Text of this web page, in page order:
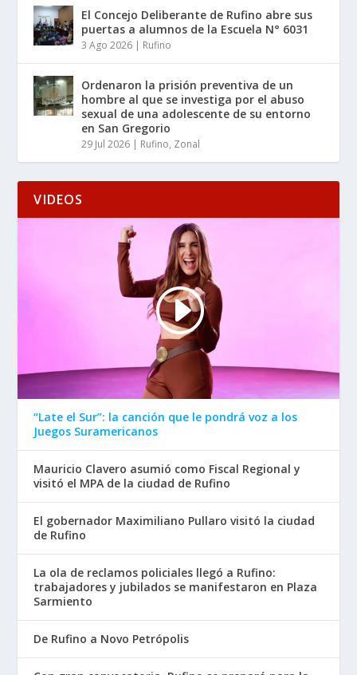
El Concejo Deliberante de Rufino abre sus
puertas a alumnos de la Escuela N° 6031
3 Ago 2026 | Rufino
Ordenaron la prisión preventiva de un
hombre al que se investiga por el abuso
sexual de una adolescente de su entorno
en San Gregorio
29 Jul 2026 | Rufino, Zonal
VIDEOS
“Late el Sur”: la canción que le pondrá voz a los
Juegos Suramericanos
Mauricio Clavero asumió como Fiscal Regional y
visitó el MPA de la ciudad de Rufino
El gobernador Maximiliano Pullaro visitó la ciudad
de Rufino
La ola de reclamos policiales llegó a Rufino:
trabajadores y jubilados se manifestaron en Plaza
Sarmiento
De Rufino a Novo Petrópolis